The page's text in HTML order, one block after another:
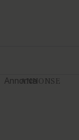
Annonce